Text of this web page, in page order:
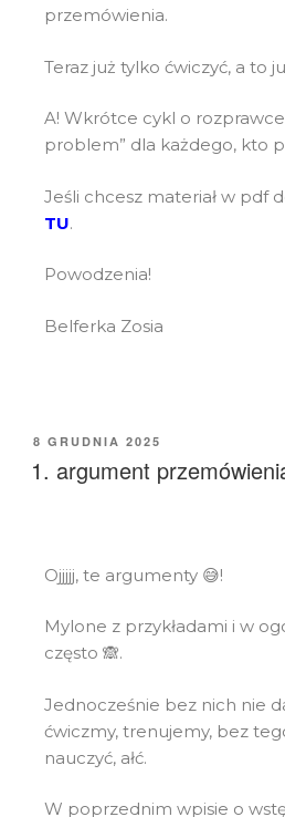
przemówienia.
Teraz już tylko ćwiczyć, a to
A! Wkrótce cykl o
problem” dla każdego, kto
Jeśli chcesz materiał w pdf
TU.
Powodzenia!
Belferka Zosia
8 GRUDNIA 2025
1. argument
Ojjjjj, te argumenty 😅!
Mylone z przykładami i w
często 🙈.
Jednocześnie bez nich nie
ćwiczmy, trenujemy, bez
nauczyć, ałć.
W poprzednim wpisie o